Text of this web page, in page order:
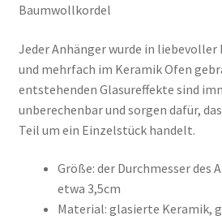
Baumwollkordel
Jeder Anhänger wurde in
und mehrfach im Keramik Ofen
entstehenden Glasureffekte sind
unberechenbar und sorgen dafür,
Teil um ein Einzelstück handelt.
Größe: der Durchmesser des
etwa 3,5cm
Material: glasierte Keramik,